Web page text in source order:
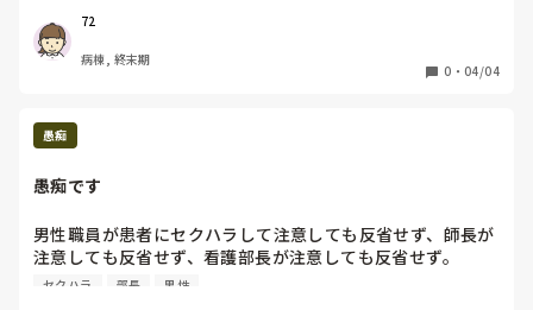
わたしの人物像をこうだから我慢してみてやれと、そこの病
棟看護たちへ異動前に看護部長か言ったと聞かされました
あきらかに孤立するようなやり口で異動前からパワハラ
基本、無駄口しようもんなら看護部長室へ呼び出しくらう
看護部長監修の病棟、利害関係とかよく言う
こんなんで職員ギスギスするじゃないかと思うが学生からの
成り上がりの看護たちで成り立つ病棟、自然と連携とれて
る？
わたしは異例の異動だから溶け込めない
しばらくは静かにしてたけど新しい人が来たから軽く話した
ら主任たちに呼び出しくらう
72
病棟, 終末期
0 ・ 04/04
愚痴
愚痴です
男性職員が患者にセクハラして注意しても反省せず、師長が
注意しても反省せず、看護部長が注意しても反省せず。
このセクハラも一回二回のレベルじゃない。
セクハラ 部長 男性